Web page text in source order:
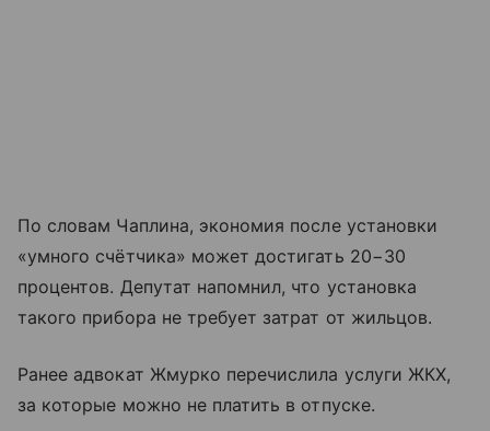
По словам Чаплина, экономия после установки
«умного счётчика» может достигать 20−30
процентов. Депутат напомнил, что установка
такого прибора не требует затрат от жильцов.
Ранее адвокат Жмурко перечислила услуги ЖКХ,
за которые можно не платить в отпуске.